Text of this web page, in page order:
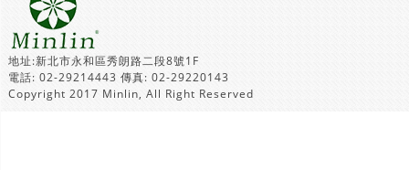
地址:新北市永和區秀朗路二段8號1F
電話: 02-29214443 傳真: 02-29220143
Copyright 2017 Minlin, All Right Reserved